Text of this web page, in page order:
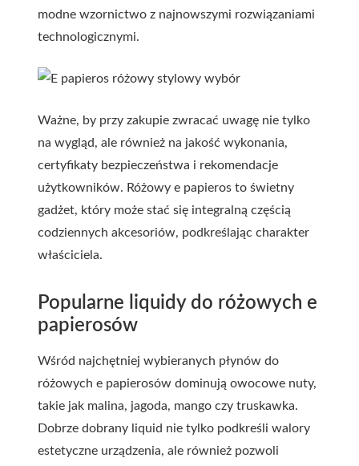
modne wzornictwo z najnowszymi rozwiązaniami
technologicznymi.
Ważne, by przy zakupie zwracać uwagę nie tylko
na wygląd, ale również na jakość wykonania,
certyfikaty bezpieczeństwa i rekomendacje
użytkowników. Różowy e papieros to świetny
gadżet, który może stać się integralną częścią
codziennych akcesoriów, podkreślając charakter
właściciela.
Popularne liquidy do różowych e
papierosów
Wśród najchętniej wybieranych płynów do
różowych e papierosów dominują owocowe nuty,
takie jak malina, jagoda, mango czy truskawka.
Dobrze dobrany liquid nie tylko podkreśli walory
estetyczne urządzenia, ale również pozwoli